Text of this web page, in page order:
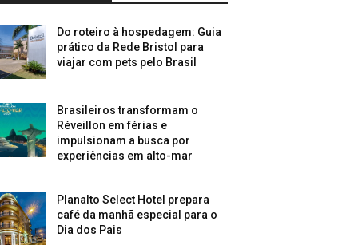
Do roteiro à hospedagem: Guia
prático da Rede Bristol para
viajar com pets pelo Brasil
Brasileiros transformam o
Réveillon em férias e
impulsionam a busca por
experiências em alto-mar
Planalto Select Hotel prepara
café da manhã especial para o
Dia dos Pais